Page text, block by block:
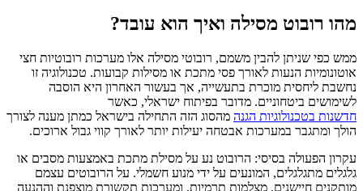
מהו רובוט מסילה ואיך הוא עובד?
ממש כפי שניתן להבין משמם, רובוטי מסילה אלו מערכות רובוטיות חצי
אוטונומיות הנעות לאורך פסי מתכת או מסילות קבועות. טכנולוגיה זו
נחשבת ליחסית מוכרת בתעשייה, אך בעשור האחרון היא הוסבה
לשימושים ביטחוניים. מדובר בפיתוח ישראלי, כאשר
חדשנות בטכנולוגיות הגנה מהסוג הזה התחילה בישראל כמתן מענה לצורך
הולך ומתגבר במערכות אבטחה יעילות יותר לאורך קווי גבול ארוכים.
עקרון הפעולה בסיסי: הרובוט נע על מסילת מתכת באמצעות מסבים או
גלגלים מתגלגלים, המונעים על ידי מנוע חשמלי. על הרובוטים עצמם
מותקנים חיישנים, מצלמות תרמיות, ומערכות תקשורת מוצפנת וההנעה